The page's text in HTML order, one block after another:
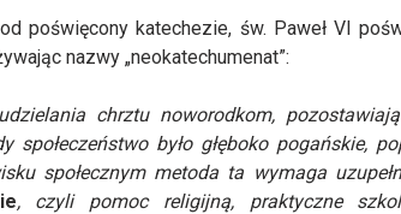
poświęcony katechezie, św. Paweł VI
nazwy „neokatechumenat”:
chrztu noworodkom,
było głęboko pogańskie,
społecznym metoda ta wymaga
, czyli pomoc religijną, praktyczne